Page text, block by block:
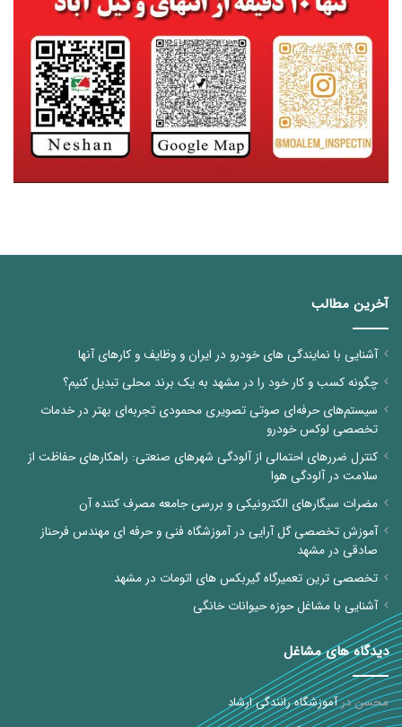
آخرین مطالب
آشنایی با نمایندگی های خودرو در ایران و وظایف و کارهای آنها
چگونه کسب و کار خود را در مشهد به یک برند محلی تبدیل کنیم؟
سیستم‌های حرفه‌ای صوتی تصویری محمودی تجربه‌ای بهتر در خدمات
تخصصی لوکس خودرو
کنترل ضررهای احتمالی از آلودگی شهرهای صنعتی: راهکارهای حفاظت از
سلامت در آلودگی هوا
مضرات سیگارهای الکترونیکی و بررسی جامعه مصرف کننده آن
آموزش تخصصی گل آرایی در آموزشگاه فنی و حرفه ای مهندس فرحناز
صادقی در مشهد
تخصصی ترین تعمیرگاه گیربکس های اتومات در مشهد
آشنایی با مشاغل حوزه حیوانات خانگی
دیدگاه های مشاغل
محسندرآموزشگاه رانندگی ارشاد